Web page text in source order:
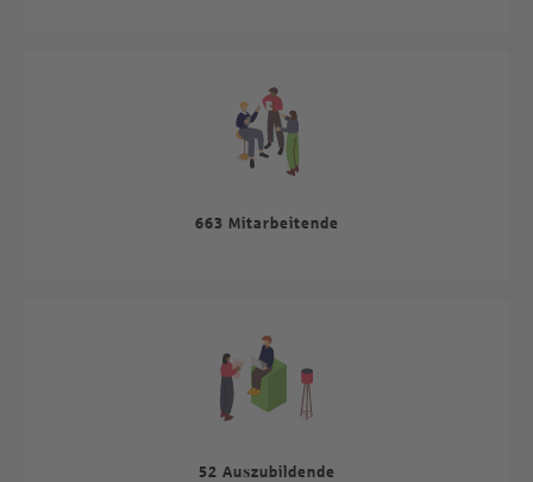
663 Mitarbeitende
52 Auszubildende